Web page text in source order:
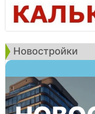
Новостройки